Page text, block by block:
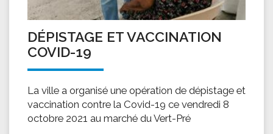
DÉPISTAGE ET VACCINATION
COVID-19
La ville a organisé une opération de dépistage et
vaccination contre la Covid-19 ce vendredi 8
octobre 2021 au marché du Vert-Pré